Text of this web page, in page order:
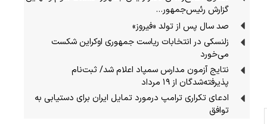
گزارش رئیس‌جمهور…
صد سال پس از تولد «فیروز»
زلنسکی در انتخابات ریاست جمهوری اوکراین شکست
می‌خورد
نتایج آزمون مدارس سمپاد اعلام شد/ ثبت‌نام
پذیرفته‌شدگان از ۱۹ مرداد
ادعای تکراری ترامپ درمورد تمایل ایران برای دستیابی به
توافق